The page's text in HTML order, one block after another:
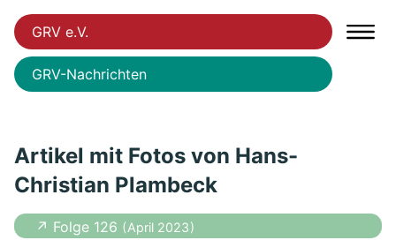
GRV e.V.
GRV-Nachrichten
Artikel mit Fotos von Hans-
Christian Plambeck
↗ Folge 126 ( April 2023 )